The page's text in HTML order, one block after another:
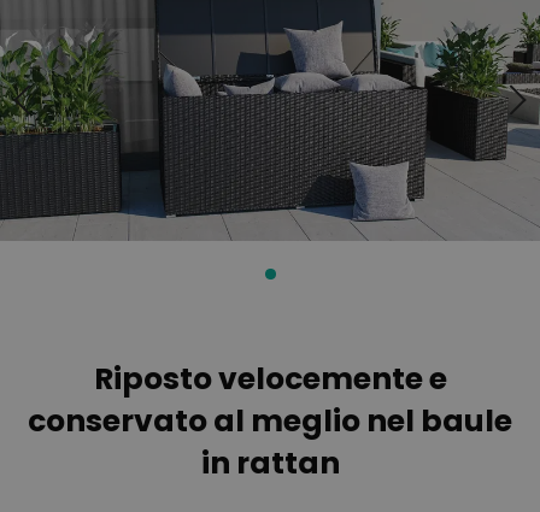
galleria
di
immagini
di
immagini
Riposto velocemente e
conservato al meglio nel baule
in rattan